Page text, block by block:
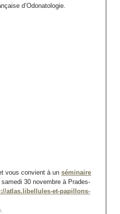
d’Odonatologie.
vous convient à un séminaire
30 novembre à Prades-
atlas.libellules-et-papillons-